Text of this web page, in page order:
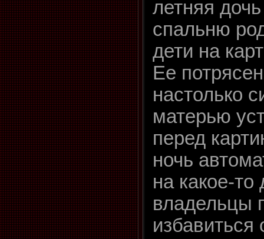
летняя
спальню
дети на
Ее
настолько
матерью
перед
ночь
на какое-
владельцы
избавиться